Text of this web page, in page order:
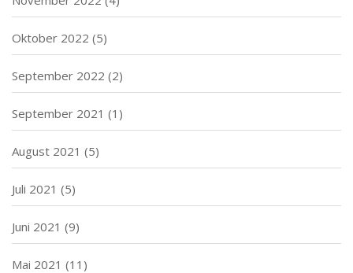
Oktober 2022 (5)
September 2022 (2)
September 2021 (1)
August 2021 (5)
Juli 2021 (5)
Juni 2021 (9)
Mai 2021 (11)